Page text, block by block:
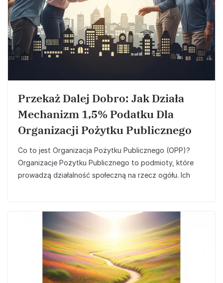
Przekaż Dalej Dobro: Jak Działa
Mechanizm 1,5% Podatku Dla
Organizacji Pożytku Publicznego
Co to jest Organizacja Pożytku Publicznego (OPP)?
Organizacje Pożytku Publicznego to podmioty, które
prowadzą działalność społeczną na rzecz ogółu. Ich